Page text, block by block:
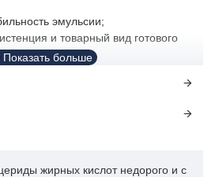
эмульсии;
и товарный вид готового
и колебаниях
факторов при хранении.
жирных кислот недорого и с